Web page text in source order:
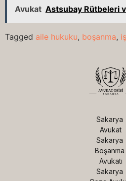
Avukat Astsubay Rütbeleri
Tagged aile hukuku, boşanma,
Sakarya
Avukat
Sakarya
Boşanma
Avukatı
Sakarya